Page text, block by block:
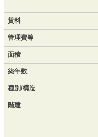
賃料
管理費等
面積
築年数
種別/構造
階建